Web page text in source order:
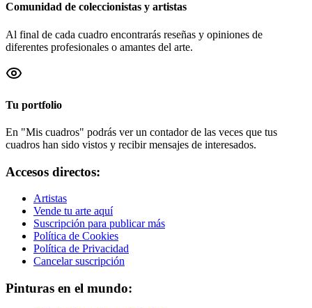
Comunidad de coleccionistas y artistas
Al final de cada cuadro encontrarás reseñas y opiniones de
diferentes profesionales o amantes del arte.
Tu portfolio
En "Mis cuadros" podrás ver un contador de las veces que tus
cuadros han sido vistos y recibir mensajes de interesados.
Accesos directos:
Artistas
Vende tu arte aquí
Suscripción para publicar más
Política de Cookies
Política de Privacidad
Cancelar suscripción
Pinturas en el mundo: